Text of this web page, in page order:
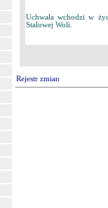
Uchwała wchodzi w
Stalowej Woli.
Rejestr zmian